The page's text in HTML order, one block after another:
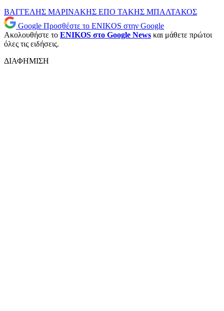
ΒΑΓΓΕΛΗΣ ΜΑΡΙΝΑΚΗΣ ΕΠΟ ΤΑΚΗΣ ΜΠΑΛΤΑΚΟΣ
Google Προσθέστε το ENIKOS στην Google
Ακολουθήστε το ENIKOS στο Google News και μάθετε πρώτοι
όλες τις ειδήσεις.
ΔΙΑΦΗΜΙΣΗ